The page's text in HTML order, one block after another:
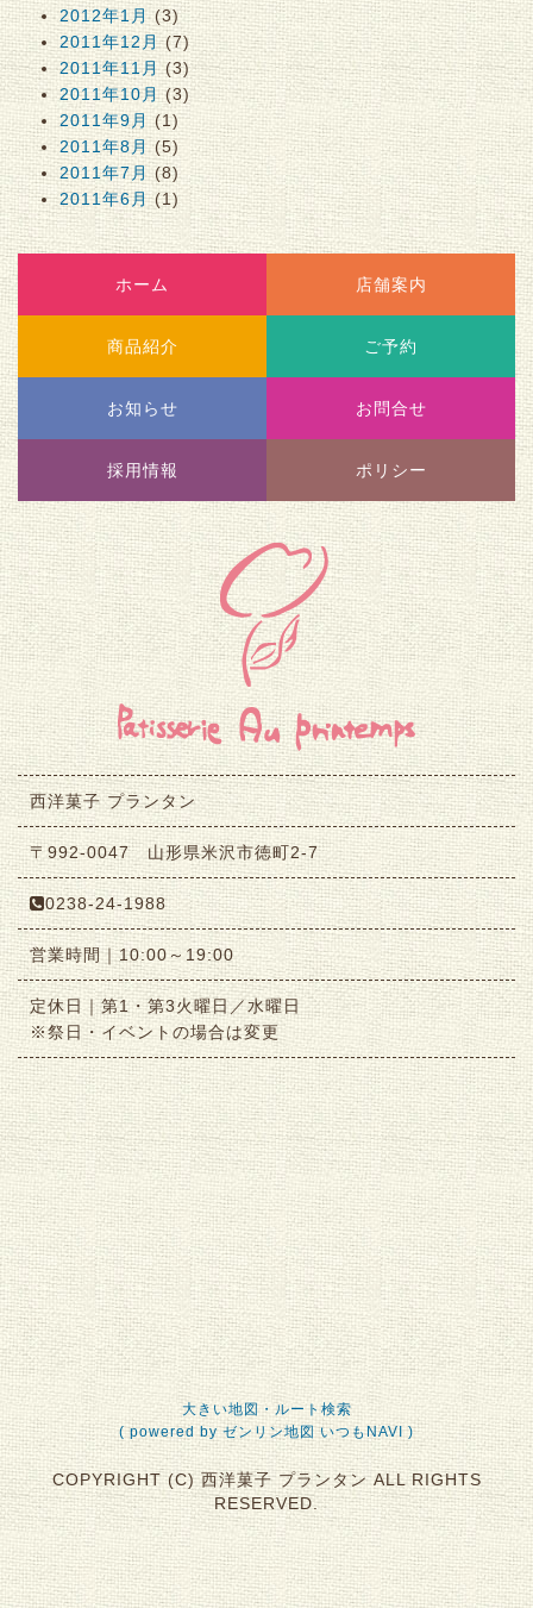
2012年1月(3)
2011年12月(7)
2011年11月(3)
2011年10月(3)
2011年9月 (1)
2011年8月(5)
2011年7月(8)
2011年6月(1)
ホーム 店舗案内
商品紹介 ご予約
お知らせ お問合せ
採用情報 ポリシー
西洋菓子 プランタン
〒992-0047 山形県米沢市徳町2-7
0238-24-1988
営業時間｜10:00～19:00
定休日｜第1・第3火曜日／水曜日
※祭日・イベントの場合は変更
大きい地図・ルート検索
( powered by ゼンリン地図 いつもNAVI )
COPYRIGHT (C) 西洋菓子 プランタン ALL RIGHTS
RESERVED.